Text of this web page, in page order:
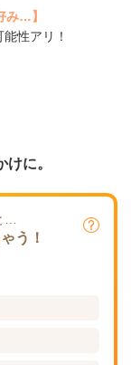
み…】
性アリ！
に。
…
う！